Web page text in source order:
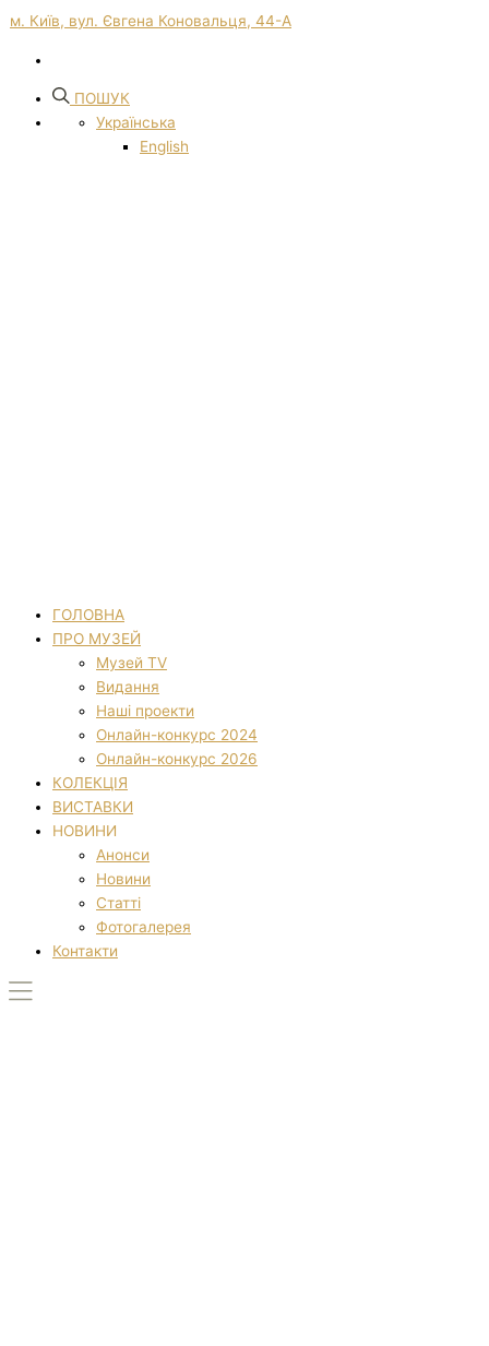
м. Київ, вул. Євгена Коновальця, 44-А
ПОШУК
Українська
English
ГОЛОВНА
ПРО МУЗЕЙ
Музей TV
Видання
Наші проекти
Онлайн-конкурс 2024
Онлайн-конкурс 2026
КОЛЕКЦІЯ
ВИСТАВКИ
НОВИНИ
Анонси
Новини
Статті
Фотогалерея
Контакти